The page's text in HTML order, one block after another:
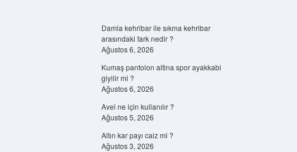
Damla kehribar ile sıkma kehribar
arasındaki fark nedir ?
Ağustos 6, 2026
Kumaş pantolon altina spor ayakkabi
giyilir mi ?
Ağustos 6, 2026
Avel ne için kullanılır ?
Ağustos 5, 2026
Altın kar payı caiz mi ?
Ağustos 3, 2026